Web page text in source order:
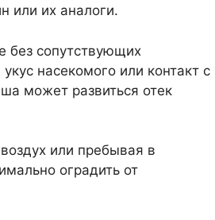
или их аналоги.
без сопутствующих
насекомого или контакт с
может развиться отек
или пребывая в
оградить от